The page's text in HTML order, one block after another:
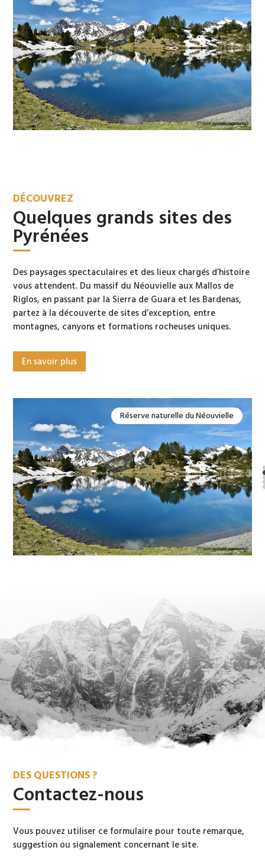
Les Montagnes de la Liberté
La Cavalls del Vent
La HRP (Haute Randonnée Pyrénéenne)
Los Mallos de Riglos
Les Bardenas
La Sierra de Guara
DÉCOUVREZ
Quelques grands sites des
Pyrénées
Des paysages spectaculaires et des lieux chargés d’histoire
vous attendent. Du massif du Néouvielle aux Mallos de
Riglos, en passant par la Sierra de Guara et les Bardenas,
partez à la découverte de sites d’exception, entre
montagnes, canyons et formations rocheuses uniques.
En savoir plus
DES QUESTIONS ?
Contactez-nous
Vous pouvez utiliser ce formulaire pour toute remarque,
suggestion ou signalement concernant le site.